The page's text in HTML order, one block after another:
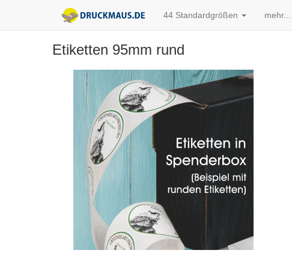
44 Standardgrößen mehr...
Etiketten 95mm rund